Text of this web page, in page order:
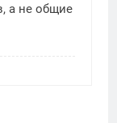
а не общие